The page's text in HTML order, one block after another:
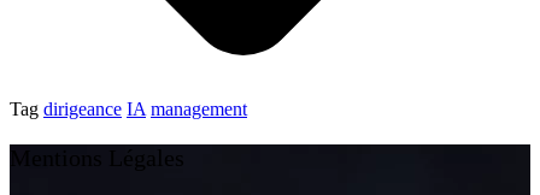
Tag dirigeance IA management
Mentions Légales